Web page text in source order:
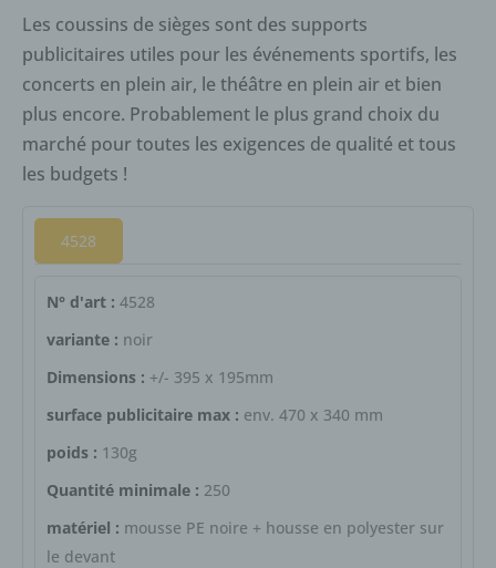
Les coussins de sièges sont des supports
publicitaires utiles pour les événements sportifs, les
concerts en plein air, le théâtre en plein air et bien
plus encore. Probablement le plus grand choix du
marché pour toutes les exigences de qualité et tous
les budgets !
4528
N° d'art : 4528
variante : noir
Dimensions : +/- 395 x 195mm
surface publicitaire max : env. 470 x 340 mm
poids : 130g
Quantité minimale : 250
matériel : mousse PE noire + housse en polyester sur
le devant